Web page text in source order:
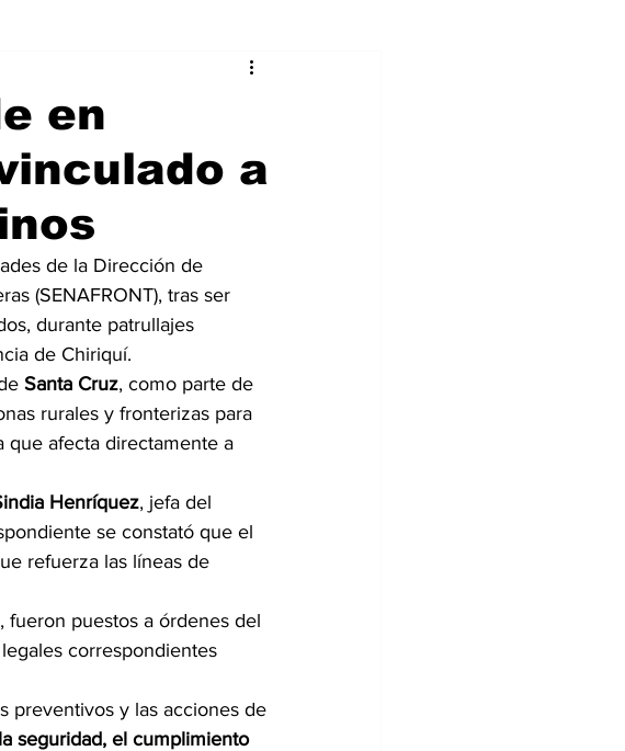
en
a
de la Dirección de
(SENAFRONT), tras ser
durante patrullajes
de Chiriquí.
Santa Cruz, como parte de
rurales y fronterizas para
que afecta directamente a
Henríquez, jefa del
se constató que el
refuerza las líneas de
fueron puestos a órdenes del
correspondientes
preventivos y las acciones de
seguridad, el cumplimiento